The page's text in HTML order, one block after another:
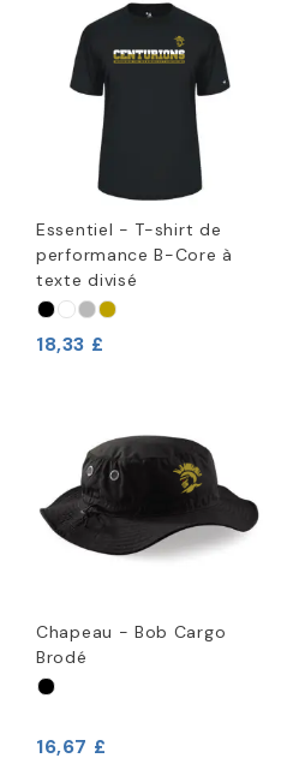
Essentiel - T-shirt de
performance B-Core à
texte divisé
18,33 £
Chapeau - Bob Cargo
Brodé
16,67 £